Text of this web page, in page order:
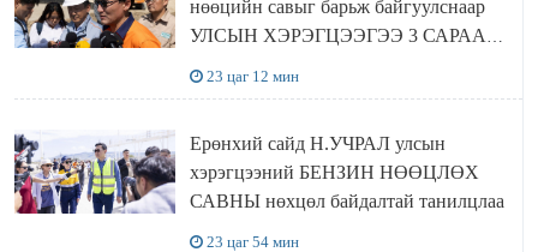
нөөцийн савыг барьж байгуулснаар
УЛСЫН ХЭРЭГЦЭЭГЭЭ 3 САРААР
23 цаг 12 мин
Ерөнхий сайд Н.УЧРАЛ улсын
хэрэгцээний БЕНЗИН НӨӨЦЛӨХ
САВНЫ нөхцөл байдалтай танилцлаа
23 цаг 54 мин